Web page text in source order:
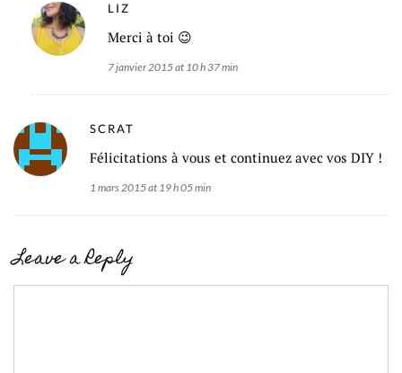
LIZ
Merci à toi 😉
7 janvier 2015 at 10 h 37 min
SCRAT
Félicitations à vous et continuez avec vos DIY !
1 mars 2015 at 19 h 05 min
Leave a Reply